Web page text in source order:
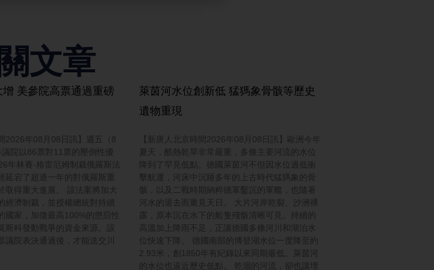
文章
美參院高票通過重磅
2026年08月08日訊】週五（8
議院以86票對11票的壓倒性優
年林賽·格雷厄姆制裁俄羅斯法
延宕了超過一年的對俄羅斯重
取得重大進展。 該法案將加大
經濟制裁，並授權總統對持續
國家，加徵最高100%的懲罰性
斯科發動戰爭的資金來源。該
議院表決通過後，才能送交川
萊茵河水位創新低 猛獁象骨骸等歷史
遺物重現
【新唐人北京時間2026年08月08日訊】歐洲今年
夏天，酷熱乾旱非常嚴重，多條主要河流的水位
降到了罕見低點。德國萊茵河不但因水位過低衝
擊航運，河床中沉睡多年的上古時代猛獁象的骨
骸，以及二戰時期納粹德軍鑿沉的軍艦，也隨著
河水的退去而重見天日。 大片河岸乾裂、沙洲裸
露，原本沉在水下的船隻殘骸清晰可見。持續的
高溫加上降雨不足，正讓德國多條河川和湖泊水
位快速下降。 德國南部的博登湖水位一度降至約
2.93米，創1850年有紀錄以來同期最低。萊茵河
的水位也逼近歷史低點。 乾涸的河流，卻也讓埋